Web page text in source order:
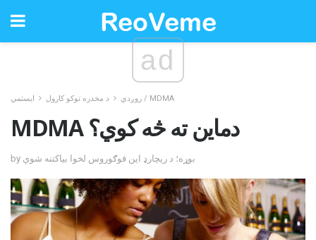
ad
روږدي د مخدره توکو کارول ايستمي / MDMA
MDMA دماین ته څه کوي؟
by بوړه؛ د ریچارډ این فوګوروس لخوا بیاکتنه شوې